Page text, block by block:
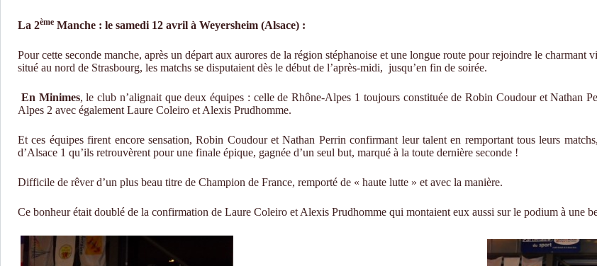
La 2ème Manche : le samedi 12 avril à Weyersheim (Alsace) :
Pour cette seconde manche, après un départ aux aurores de la région stéphanoise et une longue route pour rejoindre le charmant
situé au nord de Strasbourg, les matchs se disputaient dès le début de l’après-midi, jusqu’en fin de soirée.
En Minimes, le club n’alignait que deux équipes : celle de Rhône-Alpes 1 toujours constituée de Robin Coudour et Nathan
Alpes 2 avec également Laure Coleiro et Alexis Prudhomme.
Et ces équipes firent encore sensation, Robin Coudour et Nathan Perrin confirmant leur talent en remportant tous leurs matchs,
d’Alsace 1 qu’ils retrouvèrent pour une finale épique, gagnée d’un seul but, marqué à la toute dernière seconde !
Difficile de rêver d’un plus beau titre de Champion de France, remporté de « haute lutte » et avec la manière.
Ce bonheur était doublé de la confirmation de Laure Coleiro et Alexis Prudhomme qui montaient eux aussi sur le podium à une